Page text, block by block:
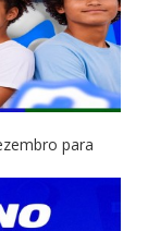
para